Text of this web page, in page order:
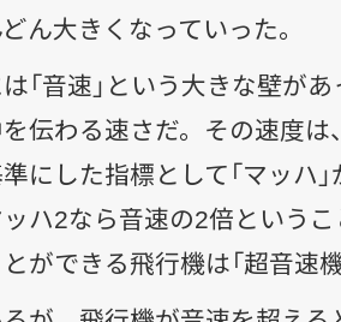
ん大きくなっていった。
「音速」という大きな壁が
伝わる速さだ。その速度
にした指標として「マッハ
ハ2なら音速の2倍という
ができる飛行機は「超音速